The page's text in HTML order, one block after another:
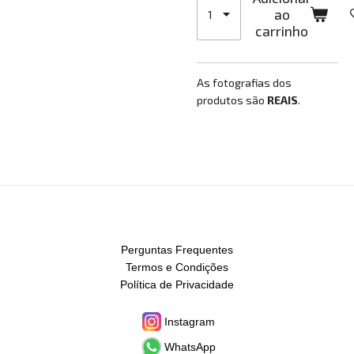
ao
carrinho
As fotografias dos
produtos são REAIS.
Perguntas Frequentes
Termos e Condições
Política de Privacidade
Instagram
WhatsApp